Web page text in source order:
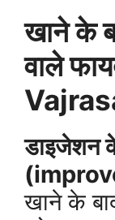
खाने के
वाले
डाइजेशन
खाने के